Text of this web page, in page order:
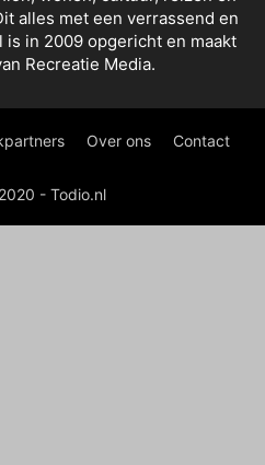
alles met een verrassend en
in 2009 opgericht en maakt
Recreatie Media.
Over ons Contact
- Todio.nl